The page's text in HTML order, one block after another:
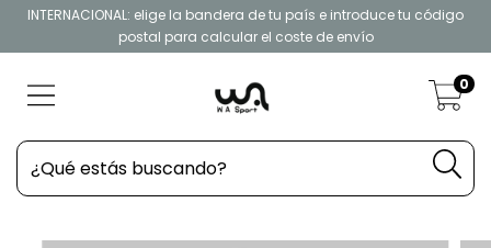
INTERNACIONAL: elige la bandera de tu país e introduce tu código
postal para calcular el coste de envío
0